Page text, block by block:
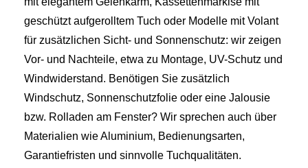
geschützt aufgerolltem Tuch oder Modelle mit Volant
für zusätzlichen Sicht- und Sonnenschutz: wir zeigen
Vor- und Nachteile, etwa zu Montage, UV-Schutz und
Windwiderstand. Benötigen Sie zusätzlich
Windschutz, Sonnenschutzfolie oder eine Jalousie
bzw. Rolladen am Fenster? Wir sprechen auch über
Materialien wie Aluminium, Bedienungsarten,
Garantiefristen und sinnvolle Tuchqualitäten.